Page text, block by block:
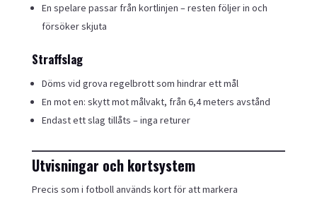
En spelare passar från kortlinjen – resten följer in och
försöker skjuta
Straffslag
Döms vid grova regelbrott som hindrar ett mål
En mot en: skytt mot målvakt, från 6,4 meters avstånd
Endast ett slag tillåts – inga returer
Utvisningar och kortsystem
Precis som i fotboll används kort för att markera